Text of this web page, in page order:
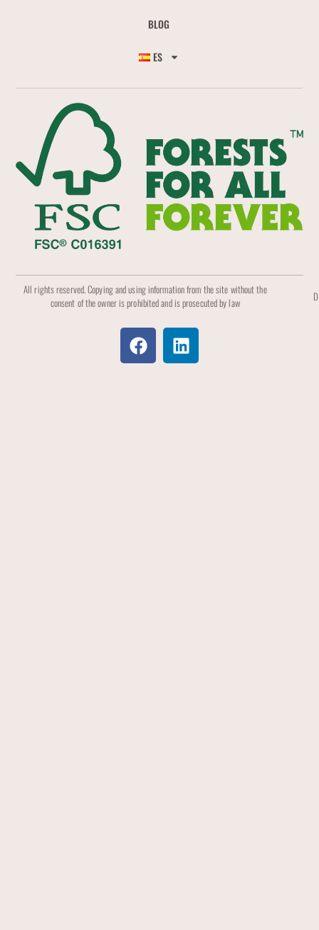
BLOG
ES
All rights reserved. Copying and using information from the site without the
consent of the owner is prohibited and is prosecuted by law